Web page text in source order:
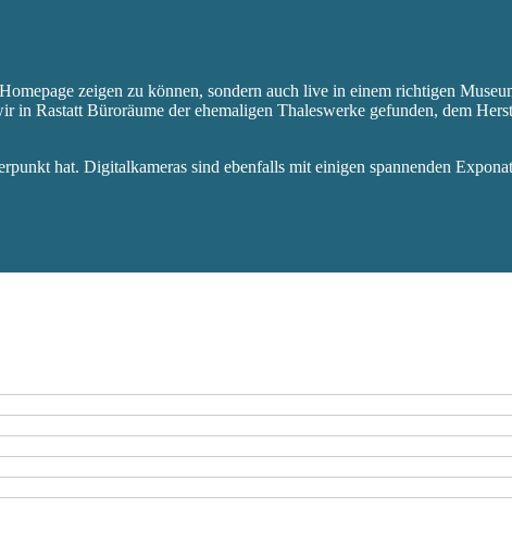
zeigen zu können, sondern auch live in einem richtigen
Rastatt Büroräume der ehemaligen Thaleswerke gefunden, dem
hat. Digitalkameras sind ebenfalls mit einigen spannenden